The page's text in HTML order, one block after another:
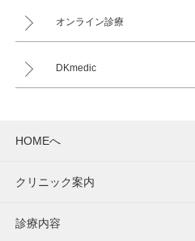
オンライン診療
DKmedic
HOMEへ
クリニック案内
診療内容